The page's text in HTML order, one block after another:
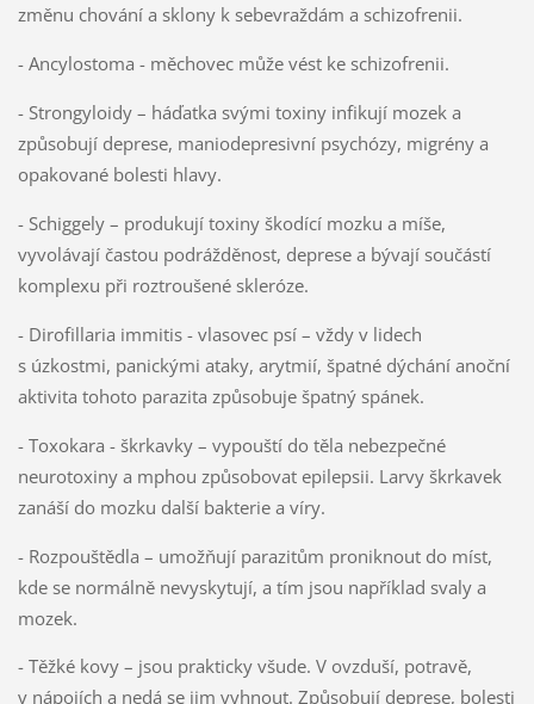
změnu chování a sklony k sebevraždám a schizofrenii.
- Ancylostoma - měchovec může vést ke schizofrenii.
- Strongyloidy – háďatka svými toxiny infikují mozek a
způsobují deprese, maniodepresivní psychózy, migrény a
opakované bolesti hlavy.
- Schiggely – produkují toxiny škodící mozku a míše,
vyvolávají častou podrážděnost, deprese a bývají součástí
komplexu při roztroušené skleróze.
- Dirofillaria immitis - vlasovec psí – vždy v lidech
s úzkostmi, panickými ataky, arytmií, špatné dýchání anoční
aktivita tohoto parazita způsobuje špatný spánek.
- Toxokara - škrkavky – vypouští do těla nebezpečné
neurotoxiny a mphou způsobovat epilepsii. Larvy škrkavek
zanáší do mozku další bakterie a víry.
- Rozpouštědla – umožňují parazitům proniknout do míst,
kde se normálně nevyskytují, a tím jsou například svaly a
mozek.
- Těžké kovy – jsou prakticky všude. V ovzduší, potravě,
v nápojích a nedá se jim vyhnout. Způsobují deprese, bolesti